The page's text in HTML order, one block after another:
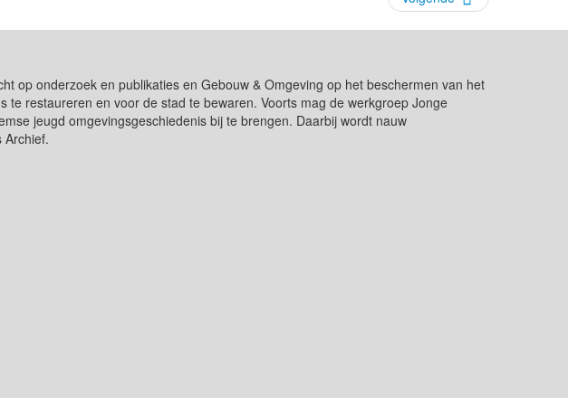
op onderzoek en publikaties en Gebouw & Omgeving op het beschermen van het
restaureren en voor de stad te bewaren. Voorts mag de werkgroep Jonge
jeugd omgevingsgeschiedenis bij te brengen. Daarbij wordt nauw
Archief.